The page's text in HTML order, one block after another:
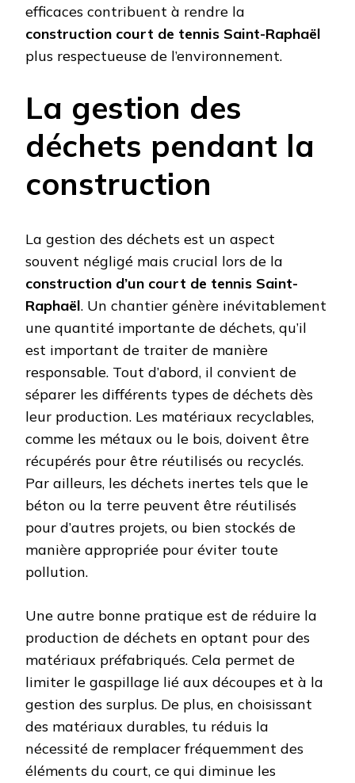
efficaces contribuent à rendre la
construction court de tennis Saint-Raphaël
plus respectueuse de l’environnement.
La gestion des
déchets pendant la
construction
La gestion des déchets est un aspect
souvent négligé mais crucial lors de la
construction d’un court de tennis Saint-
Raphaël. Un chantier génère inévitablement
une quantité importante de déchets, qu’il
est important de traiter de manière
responsable. Tout d’abord, il convient de
séparer les différents types de déchets dès
leur production. Les matériaux recyclables,
comme les métaux ou le bois, doivent être
récupérés pour être réutilisés ou recyclés.
Par ailleurs, les déchets inertes tels que le
béton ou la terre peuvent être réutilisés
pour d’autres projets, ou bien stockés de
manière appropriée pour éviter toute
pollution.
Une autre bonne pratique est de réduire la
production de déchets en optant pour des
matériaux préfabriqués. Cela permet de
limiter le gaspillage lié aux découpes et à la
gestion des surplus. De plus, en choisissant
des matériaux durables, tu réduis la
nécessité de remplacer fréquemment des
éléments du court, ce qui diminue les